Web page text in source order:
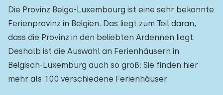
Die Provinz Belgo-Luxembourg ist eine sehr bekannte
Ferienprovinz in Belgien. Das liegt zum Teil daran,
dass die Provinz in den beliebten Ardennen liegt.
Deshalb ist die Auswahl an Ferienhäusern in
Belgisch-Luxemburg auch so groß: Sie finden hier
mehr als 100 verschiedene Ferienhäuser.